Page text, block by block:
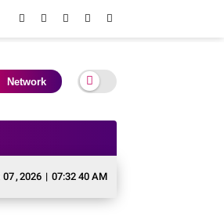
Network
07,2026 | 07:32 42 AM
Betung - Pintas ke Jalan Padang Lamo